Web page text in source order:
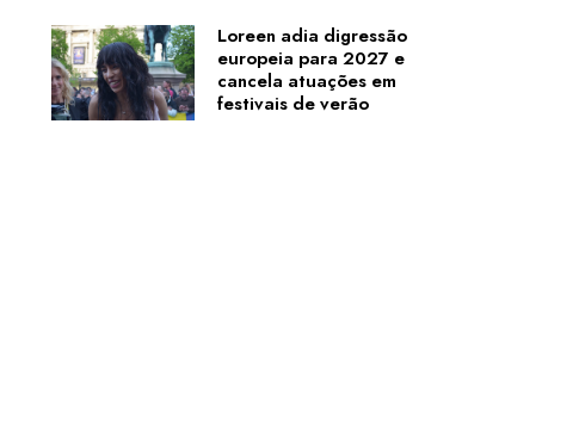
Loreen adia digressão
europeia para 2027 e
cancela atuações em
festivais de verão